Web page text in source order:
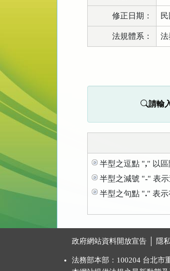
修正日期：
法規體系： 法
功
鈕
區
請輸
半型之逗點 "," 以區
半型之減號 "-" 表示
半型之句點 "." 表
政府網站資料開放宣告 隱
法務部本部：100204 台北